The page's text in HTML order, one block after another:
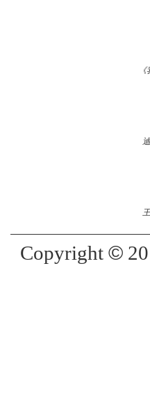
Copyright ©